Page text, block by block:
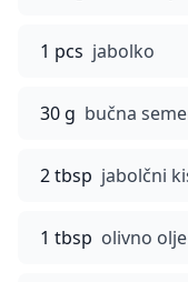
1 pcs jabolko
30 g bučna
2 tbsp jabolčni
1 tbsp olivno olje